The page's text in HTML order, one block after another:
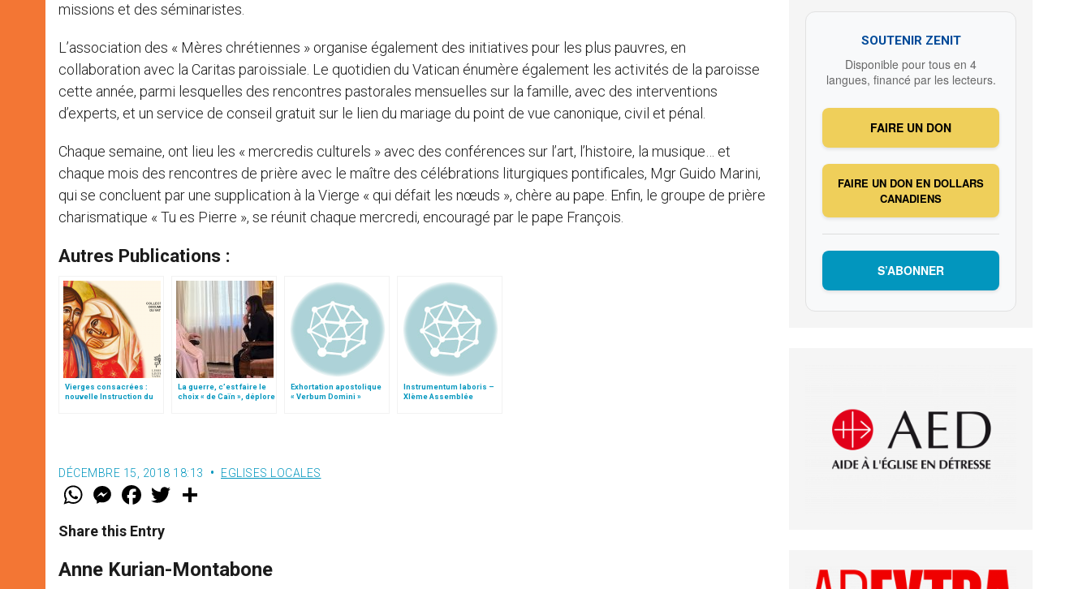
missions et des séminaristes.
L’association des « Mères chrétiennes » organise également des initiatives pour les plus pauvres, en
collaboration avec la Caritas paroissiale. Le quotidien du Vatican énumère également les activités de la paroisse
cette année, parmi lesquelles des rencontres pastorales mensuelles sur la famille, avec des interventions
d’experts, et un service de conseil gratuit sur le lien du mariage du point de vue canonique, civil et pénal.
Chaque semaine, ont lieu les « mercredis culturels » avec des conférences sur l’art, l’histoire, la musique… et
chaque mois des rencontres de prière avec le maître des célébrations liturgiques pontificales, Mgr Guido Marini,
qui se concluent par une supplication à la Vierge « qui défait les nœuds », chère au pape. Enfin, le groupe de prière
charismatique « Tu es Pierre », se réunit chaque mercredi, encouragé par le pape François.
Autres Publications :
Vierges consacrées :
nouvelle Instruction du
La guerre, c’est faire le
choix « de Caïn », déplore
Exhortation apostolique
« Verbum Domini »
Instrumentum laboris –
XIème Assemblée
DÉCEMBRE 15, 2018 18:13 EGLISES LOCALES
W
t
s
p
p
M
e
s
e
g
e
F
a
e
b
o
k
w
r
Share this Entry
Anne Kurian-Montabone
SOUTENIR ZENIT
Disponible pour tous en 4
langues, financé par les lecteurs.
FAIRE UN DON
FAIRE UN DON EN DOLLARS
CANADIENS
S’ABONNER